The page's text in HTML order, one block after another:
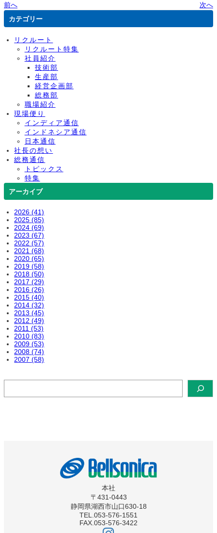
前へ
次へ
カテゴリー
リクルート
リクルート特集
社員紹介
技術部
生産部
経営企画部
総務部
職場紹介
現場便り
インディア通信
インドネシア通信
日本通信
社長の想い
総務通信
トピックス
特集
アーカイブ
2026 (41)
2025 (85)
2024 (69)
2023 (67)
2022 (57)
2021 (68)
2020 (65)
2019 (58)
2018 (50)
2017 (29)
2016 (26)
2015 (40)
2014 (32)
2013 (45)
2012 (49)
2011 (53)
2010 (83)
2009 (53)
2008 (74)
2007 (58)
本社
〒431-0443
静岡県湖西市山口630-18
TEL.053-576-1551
FAX.053-576-3422
ベ